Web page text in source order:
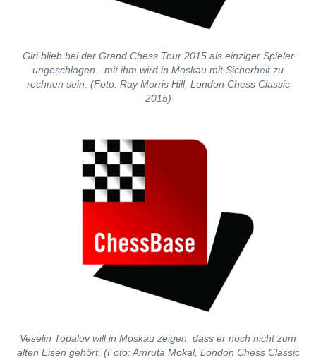
Giri blieb bei der Grand Chess Tour 2015 als einziger Spieler
ungeschlagen - mit ihm wird in Moskau mit Sicherheit zu
rechnen sein. (Foto: Ray Morris Hill, London Chess Classic
2015)
Veselin Topalov will in Moskau zeigen, dass er noch nicht zum
alten Eisen gehört. (Foto: Amruta Mokal, London Chess Classic